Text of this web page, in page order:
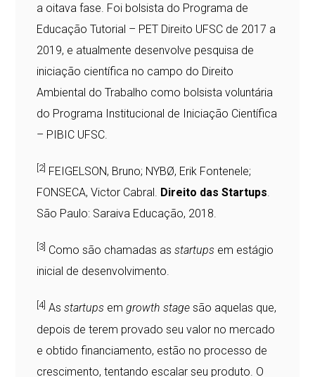
a oitava fase. Foi bolsista do Programa de
Educação Tutorial – PET Direito UFSC de 2017 a
2019, e atualmente desenvolve pesquisa de
iniciação científica no campo do Direito
Ambiental do Trabalho como bolsista voluntária
do Programa Institucional de Iniciação Científica
– PIBIC UFSC.
[2] FEIGELSON, Bruno; NYBØ, Erik Fontenele;
FONSECA, Victor Cabral. Direito das Startups.
São Paulo: Saraiva Educação, 2018.
[3] Como são chamadas asstartups em estágio
inicial de desenvolvimento.
[4] As startups emgrowth stage são aquelas que,
depois de terem provado seu valor no mercado
e obtido financiamento, estão no processo de
crescimento, tentando escalar seu produto. O